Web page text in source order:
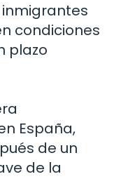
inmigrantes
condiciones
plazo
España,
de un
de la